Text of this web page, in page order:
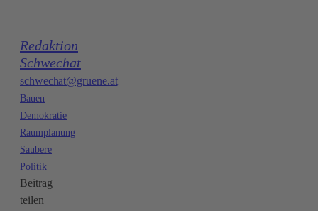
Redaktion
Schwechat
schwechat@gruene.at
Bauen
Demokratie
Raumplanung
Saubere
Politik
Beitrag
teilen